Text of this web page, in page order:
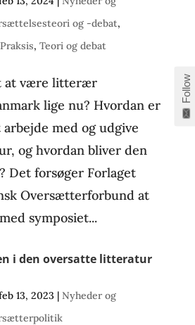
og -debat,
Praksis, Teori og debat
at være litterær
lige nu? Hvordan er
med og udgive
og hvordan bliver den
Det forsøger Forlaget
Oversætterforbund at
symposiet...
i den oversatte litteratur
13, 2023| Nyheder og
Follow